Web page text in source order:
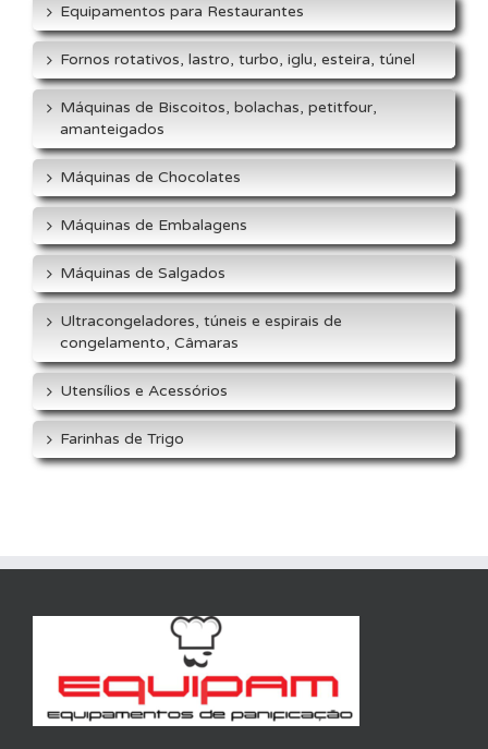
Equipamentos para Restaurantes
Fornos rotativos, lastro, turbo, iglu, esteira, túnel
Máquinas de Biscoitos, bolachas, petitfour,
amanteigados
Máquinas de Chocolates
Máquinas de Embalagens
Máquinas de Salgados
Ultracongeladores, túneis e espirais de
congelamento, Câmaras
Utensílios e Acessórios
Farinhas de Trigo